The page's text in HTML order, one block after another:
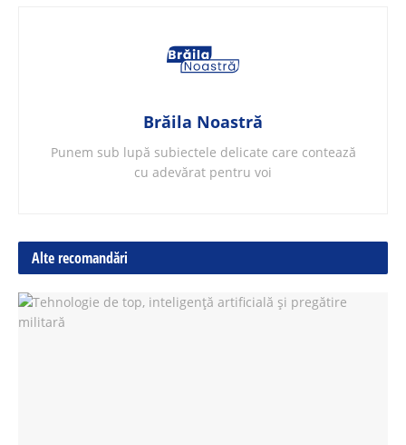
Brăila Noastră
Punem sub lupă subiectele delicate care contează
cu adevărat pentru voi
Alte recomandări